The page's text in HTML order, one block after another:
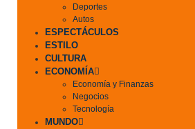
Deportes
Autos
ESPECTÁCULOS
ESTILO
CULTURA
ECONOMÍA
Economía y Finanzas
Negocios
Tecnología
MUNDO